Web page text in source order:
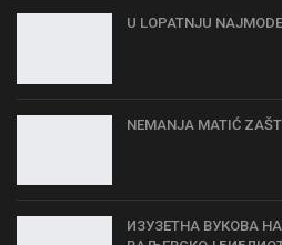
U LOPATNJU
NEMANJA MATIĆ
ИЗУЗЕТНА ВУКОВА